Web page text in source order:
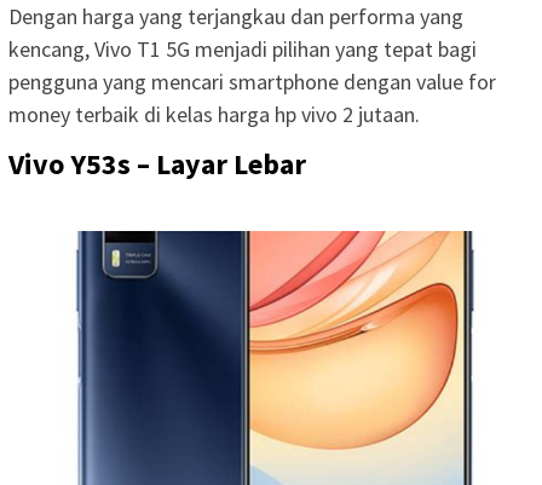
Dengan harga yang terjangkau dan performa yang
kencang, Vivo T1 5G menjadi pilihan yang tepat bagi
pengguna yang mencari smartphone dengan value for
money terbaik di kelas harga hp vivo 2 jutaan.
Vivo Y53s – Layar Lebar